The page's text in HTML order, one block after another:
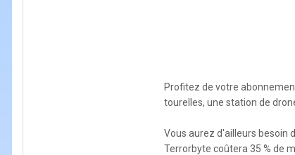
Profitez de votre
tourelles, une station de
Vous aurez d'ailleurs besoin
Terrorbyte coûtera 35 % de